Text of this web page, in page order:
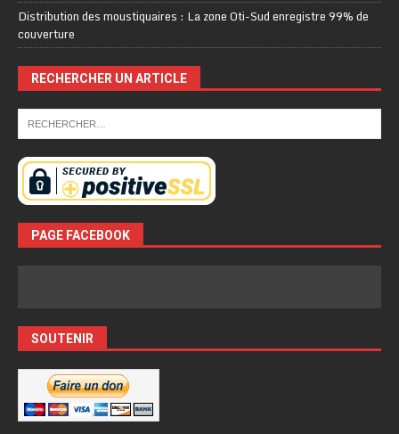
Distribution des moustiquaires : La zone Oti-Sud enregistre 99% de
couverture
RECHERCHER UN ARTICLE
PAGE FACEBOOK
SOUTENIR